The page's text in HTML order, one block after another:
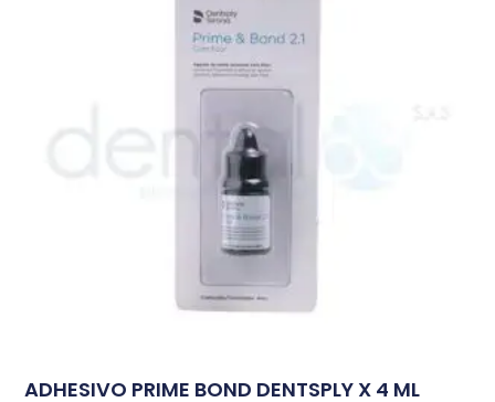
ADHESIVO PRIME BOND DENTSPLY X 4 ML